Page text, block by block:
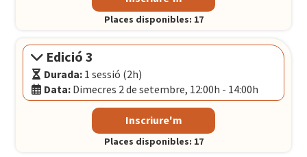
Català
Dimarts 1 de setembre, 16:00h - 18:00h
El Convent- Plaça Pons i Clerch, 2, 1r BARCELONA
Places disponibles: 17
Edició 3
Durada: 1 sessió (2h)
Data: Dimecres 2 de setembre, 12:00h - 14:00h
Modalitat:Sessió presencial
Català
Dimecres 2 de setembre, 12:00h - 14:00h
Places disponibles: 17
Inscriure'm